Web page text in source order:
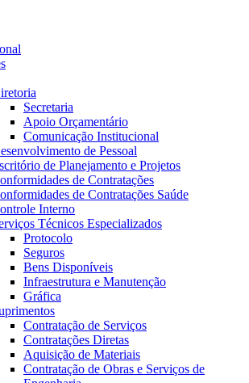
Secretaria
Apoio Orçamentário
Comunicação Institucional
de Pessoal
de Planejamento e Projetos
de Contratações
de Contratações Saúde
Interno
Técnicos Especializados
Protocolo
Seguros
Bens Disponíveis
Infraestrutura e Manutenção
Gráfica
Contratação de Serviços
Contratações Diretas
Aquisição de Materiais
Contratação de Obras e Serviços de